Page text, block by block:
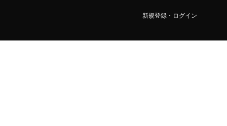
新規登録・ログイン